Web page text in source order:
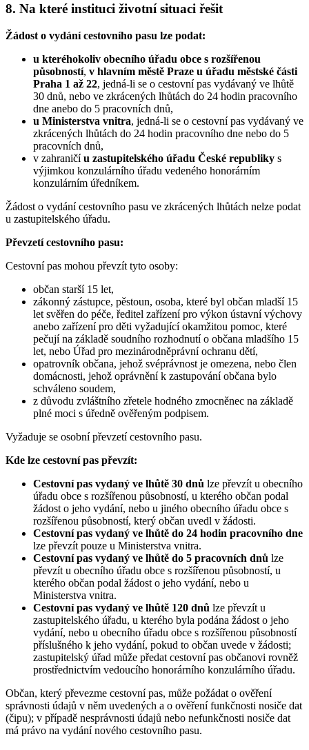
8. Na které instituci životní situaci řešit
Žádost o vydání cestovního pasu lze podat:
u kteréhokoliv obecního úřadu obce s rozšířenou
působností, v hlavním městě Praze u úřadu městské části
Praha 1 až 22, jedná-li se o cestovní pas vydávaný ve lhůtě
30 dnů, nebo ve zkrácených lhůtách do 24 hodin pracovního
dne anebo do 5 pracovních dnů,
u Ministerstva vnitra, jedná-li se o cestovní pas vydávaný ve
zkrácených lhůtách do 24 hodin pracovního dne nebo do 5
pracovních dnů,
v zahraničíu zastupitelského úřadu České republiky s
výjimkou konzulárního úřadu vedeného honorárním
konzulárním úředníkem.
Žádost o vydání cestovního pasu ve zkrácených lhůtách nelze podat
u zastupitelského úřadu.
Převzetí cestovního pasu:
Cestovní pas mohou převzít tyto osoby:
občan starší 15 let,
zákonný zástupce, pěstoun, osoba, které byl občan mladší 15
let svěřen do péče, ředitel zařízení pro výkon ústavní výchovy
anebo zařízení pro děti vyžadující okamžitou pomoc, které
pečují na základě soudního rozhodnutí o občana mladšího 15
let, nebo Úřad pro mezinárodněprávní ochranu dětí,
opatrovník občana, jehož svéprávnost je omezena, nebo člen
domácnosti, jehož oprávnění k zastupování občana bylo
schváleno soudem,
z důvodu zvláštního zřetele hodného zmocněnec na základě
plné moci s úředně ověřeným podpisem.
Vyžaduje se osobní převzetí cestovního pasu.
Kde lze cestovní pas převzít:
Cestovní pas vydaný ve lhůtě 30 dnů lze převzít u obecního
úřadu obce s rozšířenou působností, u kterého občan podal
žádost o jeho vydání, nebo u jiného obecního úřadu obce s
rozšířenou působností, který občan uvedl v žádosti.
Cestovní pas vydaný ve lhůtě do 24 hodin pracovního dne
lze převzít pouze u Ministerstva vnitra.
Cestovní pas vydaný ve lhůtě do 5 pracovních dnů lze
převzít u obecního úřadu obce s rozšířenou působností, u
kterého občan podal žádost o jeho vydání, nebo u
Ministerstva vnitra.
Cestovní pas vydaný ve lhůtě 120 dnů lze převzít u
zastupitelského úřadu, u kterého byla podána žádost o jeho
vydání, nebo u obecního úřadu obce s rozšířenou působností
příslušného k jeho vydání, pokud to občan uvede v žádosti;
zastupitelský úřad může předat cestovní pas občanovi rovněž
prostřednictvím vedoucího honorárního konzulárního úřadu.
Občan, který převezme cestovní pas, může požádat o ověření
správnosti údajů v něm uvedených a o ověření funkčnosti nosiče dat
(čipu); v případě nesprávnosti údajů nebo nefunkčnosti nosiče dat
má právo na vydání nového cestovního pasu.